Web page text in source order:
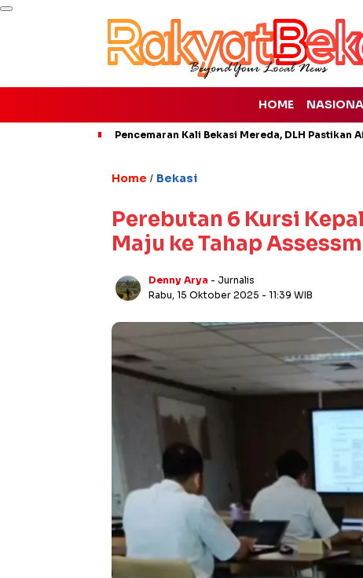
HOME
Pencemaran Kali Bekasi Mereda, DLH Pastikan
Home / Bekasi
Perebutan 6 Kursi
Maju ke Tahap
Denny Arya - Jurnalis
Rabu, 15 Oktober 2025 - 11:39 WIB